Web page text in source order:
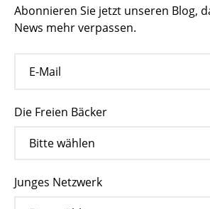
Abonnieren Sie jetzt unseren Blog,
News mehr verpassen.
Die Freien Bäcker
Junges Netzwerk